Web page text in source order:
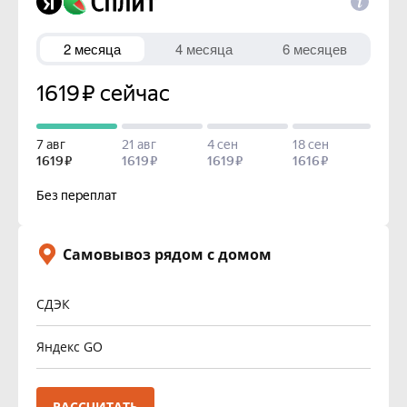
Самовывоз рядом с домом
СДЭК
Яндекс GO